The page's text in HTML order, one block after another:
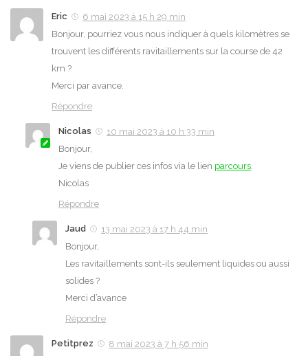
Eric
6 mai 2023 à 15 h 29 min
Bonjour, pourriez vous nous indiquer à quels kilomètres se
trouvent les différents ravitaillements sur la course de 42
km ?
Merci par avance.
Répondre
Nicolas
10 mai 2023 à 10 h 33 min
Bonjour,
Je viens de publier ces infos via le lien parcours
Nicolas
Répondre
Jaud
13 mai 2023 à 17 h 44 min
Bonjour,
Les ravitaillements sont-ils seulement liquides ou aussi
solides ?
Merci d’avance
Répondre
Petitprez
8 mai 2023 à 7 h 56 min